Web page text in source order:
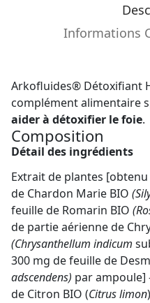
Informations
Arkofluides® Détoxifiant
complément alimentaire
aider à détoxifier le foie.
Composition
Détail des ingrédients
Extrait de plantes
de Chardon Marie BIO
feuille de Romarin BIO
de partie aérienne de
(Chrysanthellum indicum
300 mg de feuille de
adscendens) par ampoule]
de Citron BIO (Citrus limon